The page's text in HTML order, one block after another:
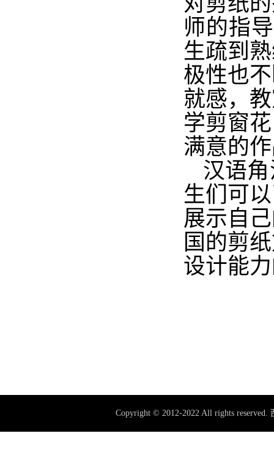
师的指
生疏到
极性也
就感，
学剪窗
满意的
汉语
生们可
展示自
国的剪
设计能
Copyright © 2012-2022 All rights